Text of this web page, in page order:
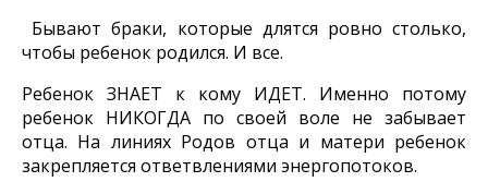
Бывают браки, которые длятся ровно столько,
чтобы ребенок родился. И все.
Ребенок ЗНАЕТ к кому ИДЕТ. Именно потому
ребенок НИКОГДА по своей воле не забывает
отца. На линиях Родов отца и матери ребенок
закрепляется ответвлениями энергопотоков.